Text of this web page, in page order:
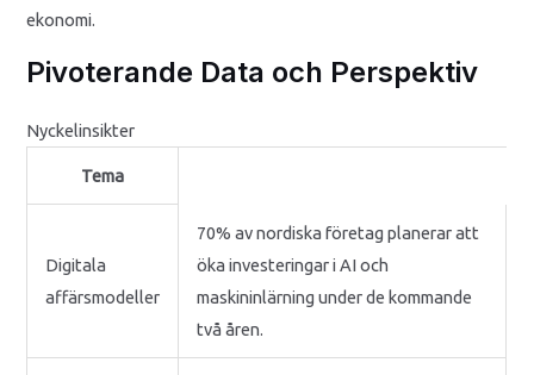
ekonomi.
Pivoterande Data och Perspektiv
Nyckelinsikter
Tema
Digitala
affärsmodeller
70% av nordiska företag planerar att
öka investeringar i AI och
maskininlärning under de kommande
två åren.